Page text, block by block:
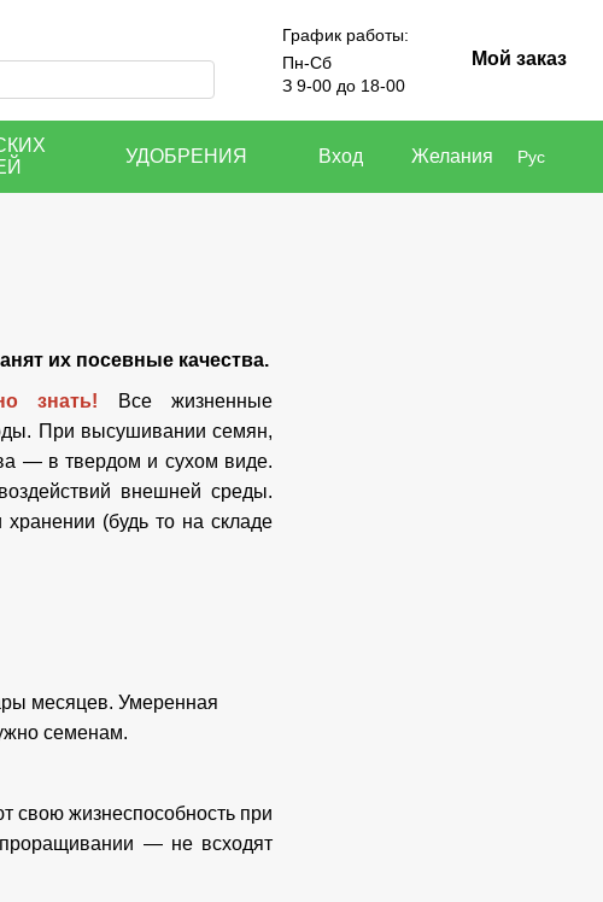
График работы:
Пн-Сб
З 9-00 до 18-00
Мой заказ
УДОБРЕНИЯ Вход Желания Рус
их посевные качества.
знать!
Все жизненные
При высушивании семян,
— в твердом и сухом виде.
внешней среды.
(будь то на складе
месяцев. Умеренная
семенам.
свою жизнеспособность при
проращивании — не всходят